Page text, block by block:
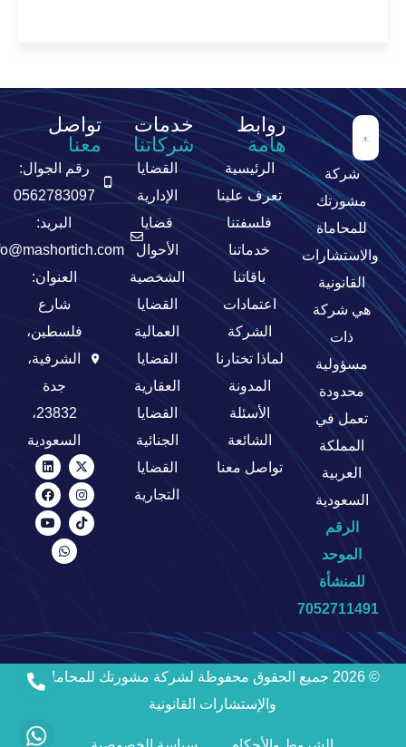
شركة
مشورتك
للمحاماة
والاستشارات
القانونية
هي شركة
ذات
مسؤولية
محدودة
تعمل في
المملكة
العربية
السعودية
الرقم
الموحد
للمنشأة
7052711491
روابط
هامة
الرئيسية
تعرف علينا
فلسفتنا
خدماتنا
باقاتنا
اعتمادات
الشركة
لماذا تختارنا
المدونة
الأسئلة
الشائعة
تواصل معنا
خدمات
شركاتنا
القضايا
الإدارية
قضايا
الأحوال
الشخصية
القضايا
العمالية
القضايا
العقارية
القضايا
الجنائية
القضايا
التجارية
تواصل
معنا
رقم الجوال:
0562783097
البريد:
العنوان:
شارع
فلسطين،
الشرفية،
جدة
23832،
السعودية
© 2026 جميع الحقوق محفوظة ل
شركة مشورتك للمحاماة
والإستشارات القانونية